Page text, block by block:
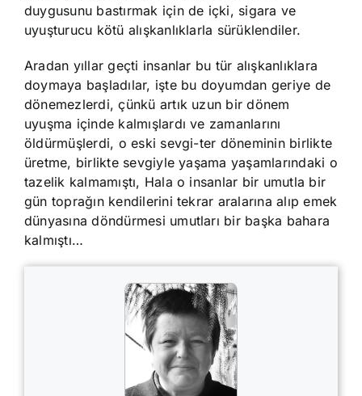
duygusunu bastırmak için de içki, sigara ve
uyuşturucu kötü alışkanlıklarla sürüklendiler.
Aradan yıllar geçti insanlar bu tür alışkanlıklara
doymaya başladılar, işte bu doyumdan geriye de
dönemezlerdi, çünkü artık uzun bir dönem
uyuşma içinde kalmışlardı ve zamanlarını
öldürmüşlerdi, o eski sevgi-ter döneminin birlikte
üretme, birlikte sevgiyle yaşama yaşamlarındaki o
tazelik kalmamıştı, Hala o insanlar bir umutla bir
gün toprağın kendilerini tekrar aralarına alıp emek
dünyasına döndürmesi umutları bir başka bahara
kalmıştı…